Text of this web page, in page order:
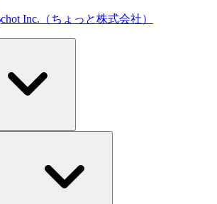
chot Inc.（ちょっと株式会社）